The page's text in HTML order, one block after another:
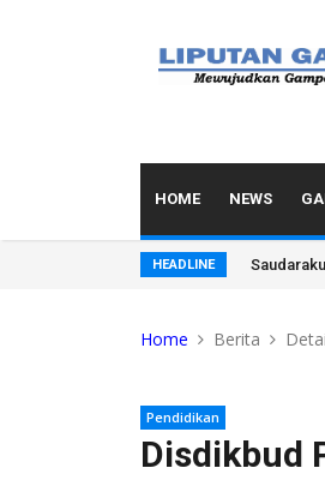
HOME NEWS
HEADLINE
Home Berita
Pendidikan
Disdikbud